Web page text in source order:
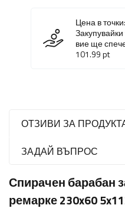
Цена в точки:
вие ще
101.99pt
ОТЗИВИ ЗА
ЗАДАЙ ВЪПРОС
Спирачен барабан
ремарке 230x60